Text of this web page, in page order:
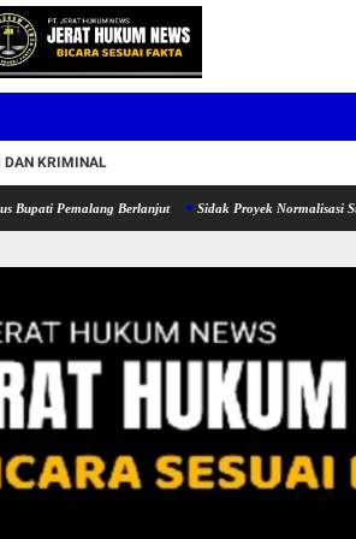
DAN KRIMINAL
SETIA BANK DAERAH KOMITMEN